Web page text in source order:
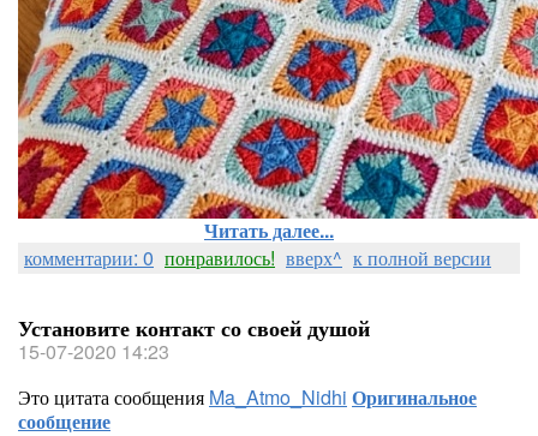
Читать далее...
комментарии: 0 понравилось! вверх^ к полной версии
Установите контакт со своей душой
15-07-2020 14:23
Это цитата сообщения Ma_Atmo_Nidhi Оригинальное
сообщение